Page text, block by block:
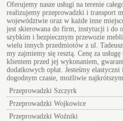
Oferujemy nasze usługi na terenie
realizujemy przeprowadzki i transport
województwie oraz w każde inne
jest skierowana do firm, instytucji i do
szybkim i bezpiecznym przewozie
wielu innych przedmiotów z ul.
my zajmiemy się resztą. Cenę za
klientem przed jej wykonaniem,
dodatkowych opłat. Jesteśmy
dogodnym czasie, możliwie
Przeprowadzki Szczyrk
Przeprowadzki Wojkowice
Przeprowadzki Woźniki